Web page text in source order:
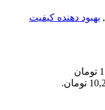
, بهبود دهنده کیفیت
قیمت اصلی: 11,500,000 تومان